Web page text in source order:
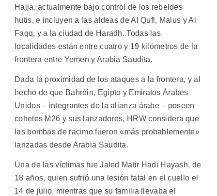
Hajja, actualmente bajo control de los rebeldes
hutis, e incluyen a las aldeas de Al Qufl, Malus y Al
Faqq, y a la ciudad de Haradh. Todas las
localidades están entre cuatro y 19 kilómetros de la
frontera entre Yemen y Arabia Saudita.
Dada la proximidad de los ataques a la frontera, y al
hecho de que Bahréin, Egipto y Emiratos Árabes
Unidos – integrantes de la alianza árabe – poseen
cohetes M26 y sus lanzadores, HRW considera que
las bombas de racimo fueron «más probablemente»
lanzadas desde Arabia Saudita.
Una de las víctimas fue Jaled Matir Hadi Hayash, de
18 años, quien sufrió una lesión fatal en el cuello el
14 de julio, mientras que su familia llevaba el